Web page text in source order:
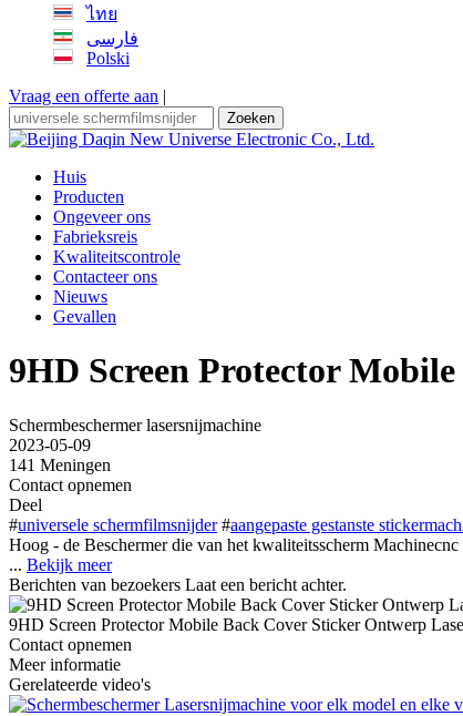
ไทย
فارسی
Polski
Vraag een offerte aan |
Zoeken
Huis
Producten
Ongeveer ons
Fabrieksreis
Kwaliteitscontrole
Contacteer ons
Nieuws
Gevallen
9HD Screen Protector
Schermbeschermer lasersnijmachine
2023-05-09
141 Meningen
Contact opnemen
Deel
#universele schermfilmsnijder #aangepaste gestanste
Hoog - de Beschermer die van het kwaliteitsscherm
... Bekijk meer
Berichten van bezoekers Laat een bericht achter.
9HD Screen Protector Mobile Back Cover Sticker Ontwerp
Contact opnemen
Meer informatie
Gerelateerde video's